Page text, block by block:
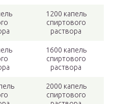
1200 капель
спиртового
раствора
1600 капель
спиртового
раствора
2000 капель
спиртового